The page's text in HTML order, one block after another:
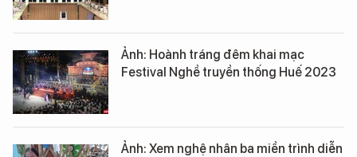
Ảnh: Hoành tráng đêm khai mạc
Festival Nghề truyền thống Huế 2023
Ảnh: Xem nghệ nhân ba miền trình diễn